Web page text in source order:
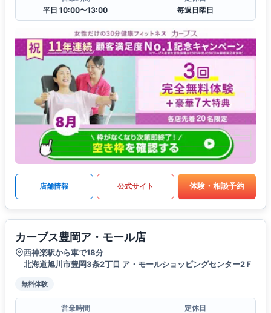
平日 10:00〜13:00
毎週日曜日
店舗情報 公式サイト 体験・相談予約
カーブス豊岡ア・モール店
西神楽駅から車で18分
北海道旭川市豊岡3条2丁目 ア・モールショッピングセンター2Ｆ
無料体験
営業時間
定休日